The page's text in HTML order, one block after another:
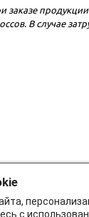
заказе продукции
В случае
с